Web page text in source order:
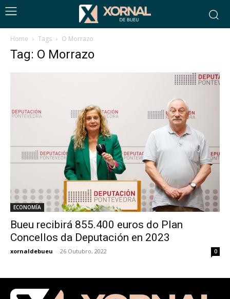
Home Tags O Morrazo
Tag: O Morrazo
ECONOMÍA
Bueu recibirá 855.400 euros do Plan
Concellos da Deputación en 2023
xornaldebueu - 26 Outubro, 2022 0